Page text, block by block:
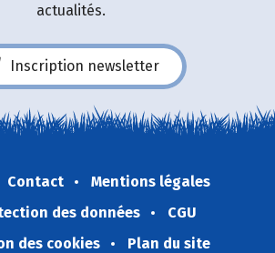
actualités.
Inscription newsletter
Contact
Mentions légales
des données
CGU
des cookies
Plan du site